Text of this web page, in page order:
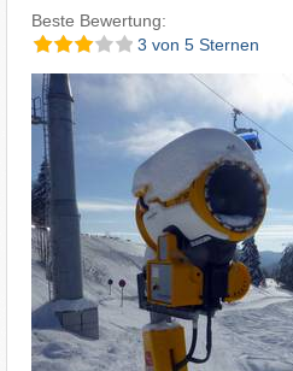
Beste Bewertung:
3 von 5 Sternen